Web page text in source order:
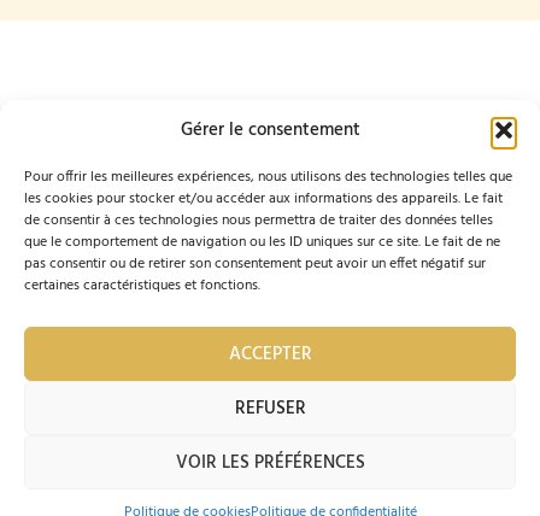
Gérer le consentement
Pour offrir les meilleures expériences, nous utilisons des technologies telles que
les cookies pour stocker et/ou accéder aux informations des appareils. Le fait
de consentir à ces technologies nous permettra de traiter des données telles
que le comportement de navigation ou les ID uniques sur ce site. Le fait de ne
pas consentir ou de retirer son consentement peut avoir un effet négatif sur
certaines caractéristiques et fonctions.
ACCEPTER
REFUSER
VOIR LES PRÉFÉRENCES
Ordre des Compagnons
du Beaujolais
47 Passage de
l'Ancienne Mairie
69400 VILLEFRANCHE-
SUR-SAÔNE
04 74 60
54 81
info@compagnons-du-
beaujolais.com F
a
c
e
b
I
n
s
t
a
Je mets à jour mes coordonnées : REMPLIR LE
© 2023 Ordre des Compagnons du Beaujolais |